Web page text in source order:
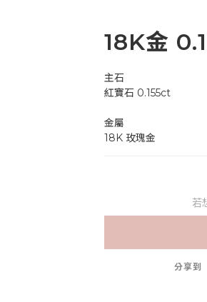
18K金
主石
紅寶石 0.155ct
金屬
18K 玫瑰金
若
分享到